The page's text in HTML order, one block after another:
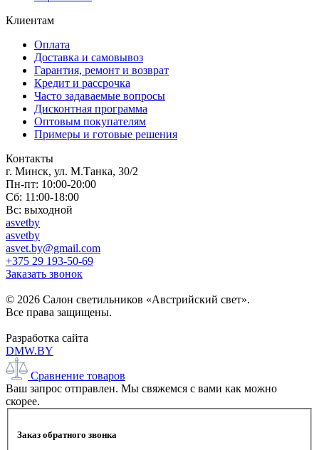
Клиентам
Оплата
Доставка и самовывоз
Гарантия, ремонт и возврат
Кредит и рассрочка
Часто задаваемые вопросы
Дисконтная программа
Оптовым покупателям
Примеры и готовые решения
Контакты
г. Минск, ул. М.Танка, 30/2
Пн-пт: 10:00-20:00
Сб: 11:00-18:00
Вс: выходной
asvetby
asvetby
asvet.by@gmail.com
+375 29 193-50-69
Заказать звонок
© 2026 Салон светильников «Австрийский свет».
Все права защищены.
Разработка сайта
DMW.BY
Сравнение товаров
Ваш запрос отправлен. Мы свяжемся с вами как можно
скорее.
Заказ обратного звонка